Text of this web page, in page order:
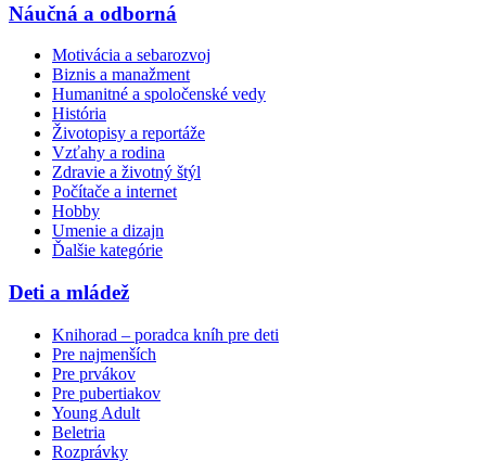
Náučná a odborná
Motivácia a sebarozvoj
Biznis a manažment
Humanitné a spoločenské vedy
História
Životopisy a reportáže
Vzťahy a rodina
Zdravie a životný štýl
Počítače a internet
Hobby
Umenie a dizajn
Ďalšie kategórie
Deti a mládež
Knihorad – poradca kníh pre deti
Pre najmenších
Pre prvákov
Pre pubertiakov
Young Adult
Beletria
Rozprávky